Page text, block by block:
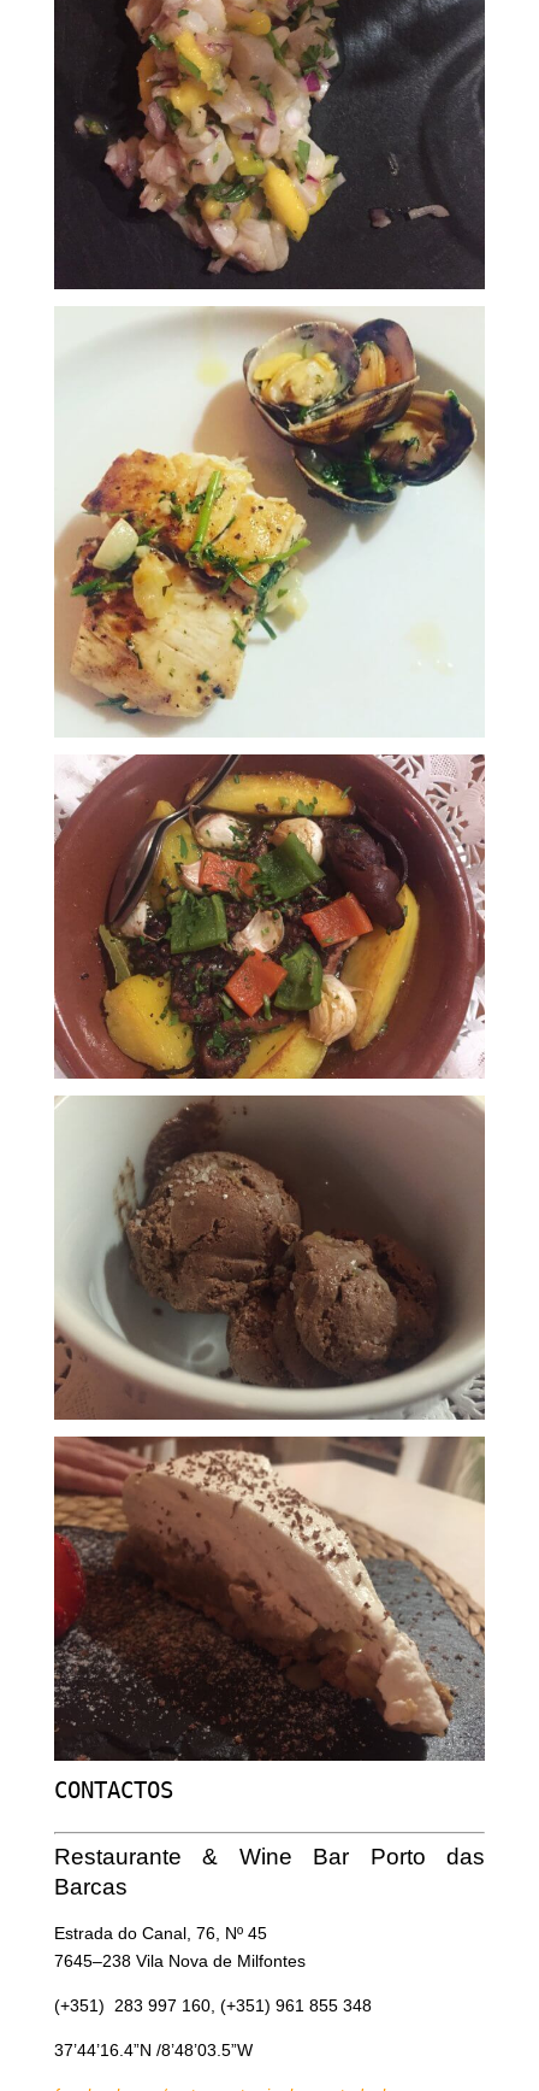
CONTACTOS
Restaurante & Wine Bar Porto das
Barcas
Estrada do Canal, 76, Nº 45
7645–238 Vila Nova de Milfontes
(+351) 283 997 160, (+351) 961 855 348
37’44’16.4”N /8’48’03.5”W